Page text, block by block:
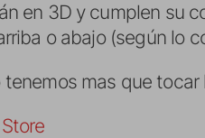
en 3D y cumplen su
o abajo (según lo
tenemos mas que tocar